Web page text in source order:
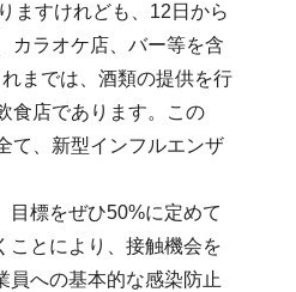
ますけれども、12日から
カラオケ店、バー等を含
までは、酒類の提供を行
食店であります。この
て、新型インフルエンザ
目標をぜひ50%に定めて
ことにより、接触機会を
員への基本的な感染防止